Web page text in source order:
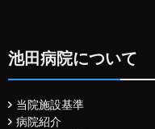
池田病院について
当院施設基準
病院紹介